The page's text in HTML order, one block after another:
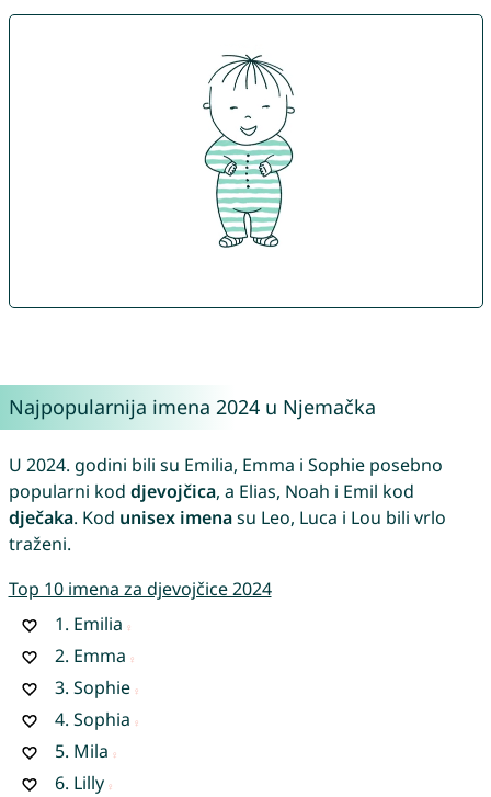
Najpopularnija imena 2024 u Njemačka
U 2024. godini bili su Emilia, Emma i Sophie posebno
popularni kod djevojčica, a Elias, Noah i Emil kod
dječaka. Kod unisex imenasu Leo, Luca i Lou bili vrlo
traženi.
Top 10 imena za djevojčice 2024
1. Emilia
2. Emma
3. Sophie
4. Sophia
5. Mila
6. Lilly